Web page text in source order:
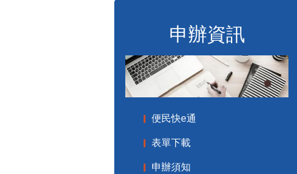
申辦資訊
便民快e通
表單下載
申辦須知